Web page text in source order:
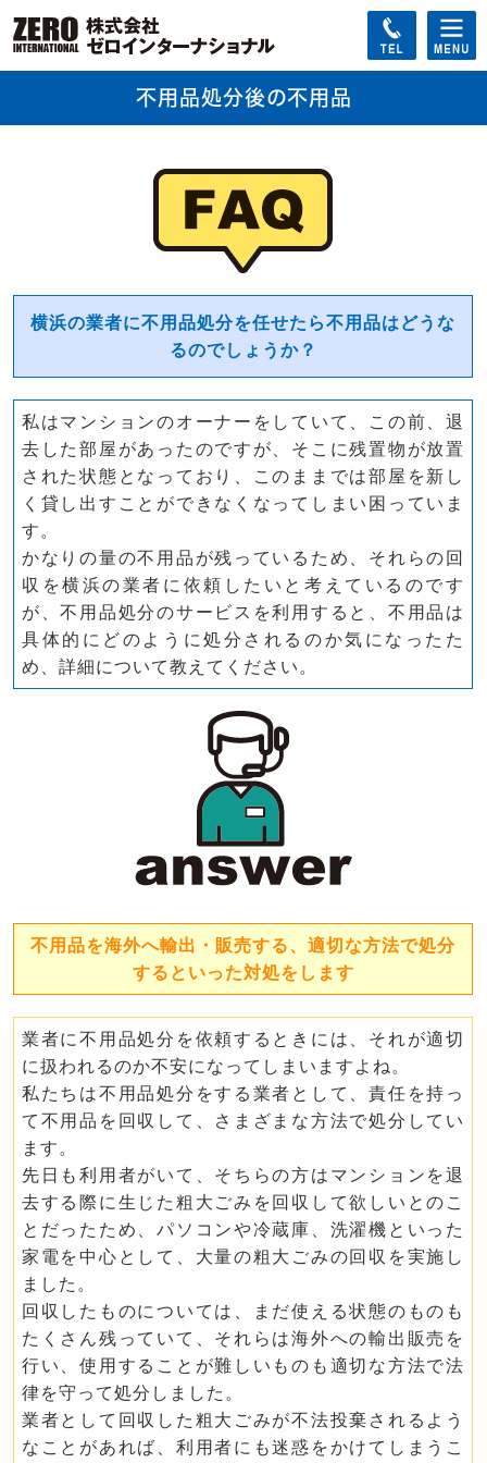
不用品処分後の不用品
横浜の業者に不用品処分を任せたら不用品はどうな
るのでしょうか？
私はマンションのオーナーをしていて、この前、退
去した部屋があったのですが、そこに残置物が放置
された状態となっており、このままでは部屋を新し
く貸し出すことができなくなってしまい困っていま
す。
かなりの量の不用品が残っているため、それらの回
収を横浜の業者に依頼したいと考えているのです
が、不用品処分のサービスを利用すると、不用品は
具体的にどのように処分されるのか気になったた
め、詳細について教えてください。
不用品を海外へ輸出・販売する、適切な方法で処分
するといった対処をします
業者に不用品処分を依頼するときには、それが適切
に扱われるのか不安になってしまいますよね。
私たちは不用品処分をする業者として、責任を持っ
て不用品を回収して、さまざまな方法で処分してい
ます。
先日も利用者がいて、そちらの方はマンションを退
去する際に生じた粗大ごみを回収して欲しいとのこ
とだったため、パソコンや冷蔵庫、洗濯機といった
家電を中心として、大量の粗大ごみの回収を実施し
ました。
回収したものについては、まだ使える状態のものも
たくさん残っていて、それらは海外への輸出販売を
行い、使用することが難しいものも適切な方法で法
律を守って処分しました。
業者として回収した粗大ごみが不法投棄されるよう
なことがあれば、利用者にも迷惑をかけてしまうこ